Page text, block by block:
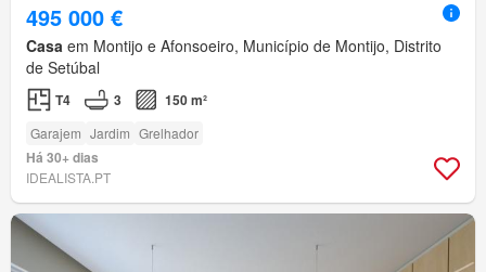
495 000 €
Casa em Montijo e Afonsoeiro, Município de Montijo, Distrito
de Setúbal
T4 3 150 m²
Garajem Jardim Grelhador
Há 30+ dias
IDEALISTA.PT